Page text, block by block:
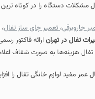
دستگاه را در کوتاه‌
جاروبرقی،تعمیر چای‌ ساز تفال،
تفال در تهرانارائه فاکتور
هزینه‌ها به‌ صورت شفاف اعلام
عمر مفید لوازم خانگی تفال را